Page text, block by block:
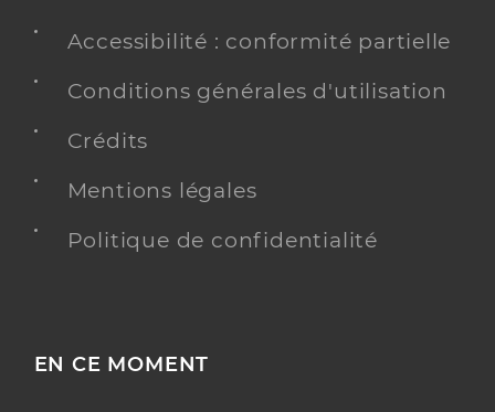
Accessibilité : conformité partielle
Conditions générales d'utilisation
Crédits
Mentions légales
Politique de confidentialité
EN CE MOMENT